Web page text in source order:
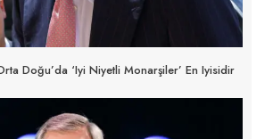
Doğu’da ‘iyi Niyetli Monarşiler’ En Iyisidir